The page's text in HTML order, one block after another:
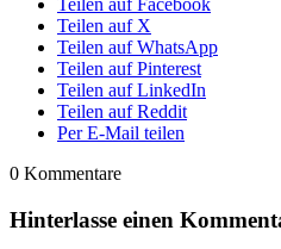
Teilen auf Facebook
Teilen auf X
Teilen auf WhatsApp
Teilen auf Pinterest
Teilen auf LinkedIn
Teilen auf Reddit
Per E-Mail teilen
0 Kommentare
Hinterlasse einen